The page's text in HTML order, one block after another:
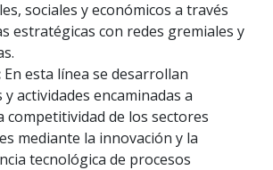
sociales y económicos a través
estratégicas con redes gremiales y
En esta línea se desarrollan
actividades encaminadas a
competitividad de los sectores
mediante la innovación y la
tecnológica de procesos